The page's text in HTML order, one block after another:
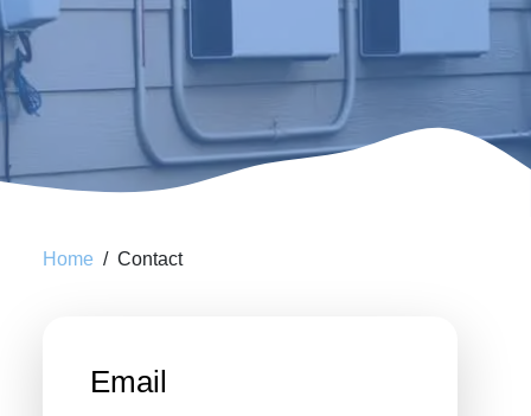
Home Contact
Email